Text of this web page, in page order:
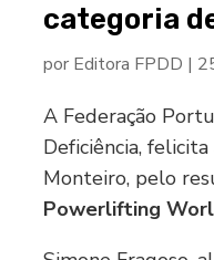
categoria
por Editora FPDD |
A Federação
Deficiência,
Monteiro, pelo
Powerlifting